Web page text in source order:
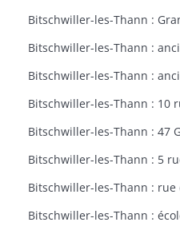
Bitschwiller-les-Thann :